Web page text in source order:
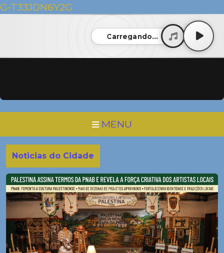
G-T33JDN6Y2G
Carregando...
MENU
Noticias do Cidade